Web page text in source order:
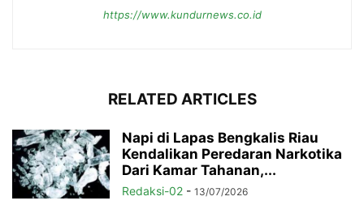
https://www.kundurnews.co.id
RELATED ARTICLES
Napi di Lapas Bengkalis Riau
Kendalikan Peredaran Narkotika
Dari Kamar Tahanan,...
Redaksi-02 - 13/07/2026